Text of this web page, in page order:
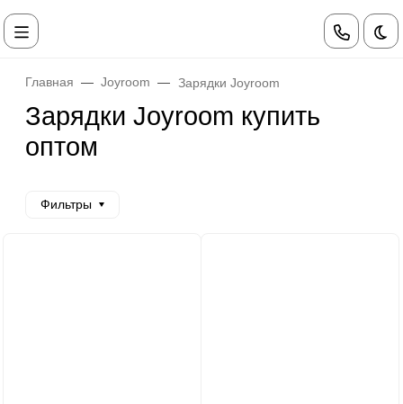
Главная Joyroom Зарядки Joyroom
Зарядки Joyroom купить
оптом
Фильтры